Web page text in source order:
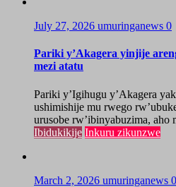
July 27, 2026 umuringanews 0
Pariki y’Akagera yinjije
mezi atatu
Pariki y’Igihugu y’Akagera
ushimishije mu rwego
urusobe rw’ibinyabuzima, aho
Ibidukikije Inkuru zikunzwe
March 2, 2026 umuringanews 0